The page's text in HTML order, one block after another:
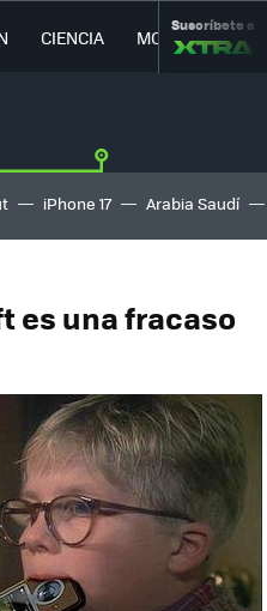
CIENCIA MOVILIDAD
Suscríbete a
iPhone 17 Arabia Saudí
es una fracaso